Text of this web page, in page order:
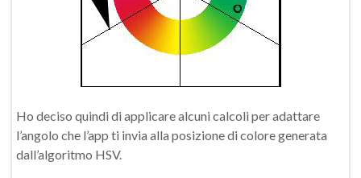
Ho deciso quindi di applicare alcuni calcoli per adattare
l’angolo che l’app ti invia alla posizione di colore generata
dall’algoritmo HSV.